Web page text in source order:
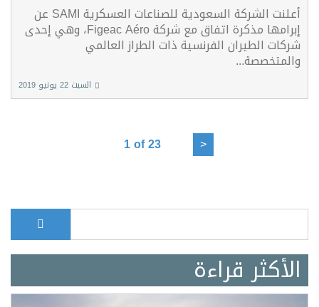
أعلنت الشركة السعودية للصناعات العسكرية SAMI عن
إبرامها مذكرة اتفاق مع شركة Figeac Aéro، وهي إحدى
شركات الطيران الفرنسية ذات الطراز العالمي
والمتخصصة...
السبت 22 يونيو 2019
1 of 23
Search form بحث
الأكثر قراءة